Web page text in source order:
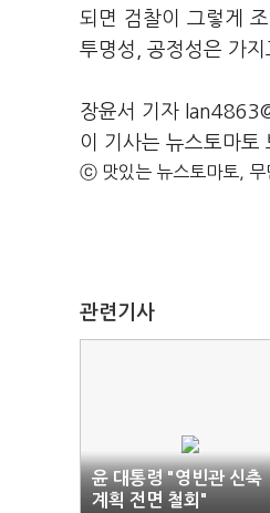
되면 검찰이 그렇게
투명성, 공정성은 가지
장윤서 기자
이 기사는 뉴스토마토
ⓒ 맛있는 뉴스토마토, 무
관련기사
윤 대통령 "영빈관 신축
계획 전면 철회"